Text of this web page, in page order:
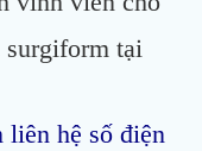
surgiform tại
hệ số điện